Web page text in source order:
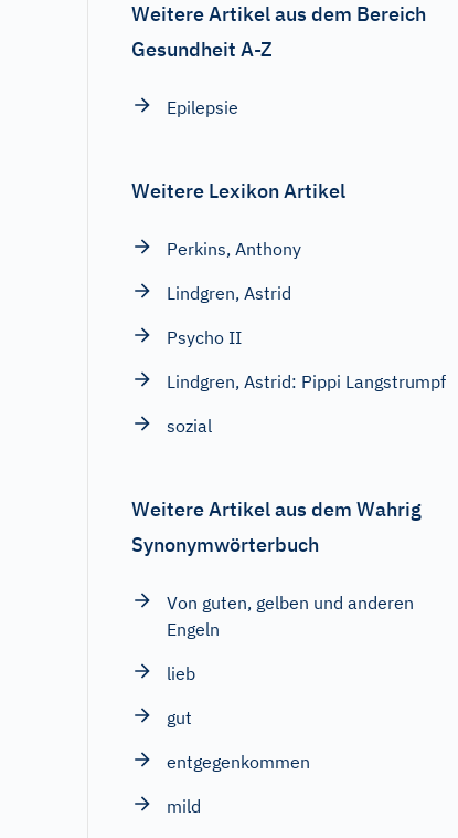
Weitere Artikel aus dem Bereich
Gesundheit A-Z
Epilepsie
Weitere Lexikon Artikel
Perkins, Anthony
Lindgren, Astrid
Psycho II
Lindgren, Astrid: Pippi Langstrumpf
sozial
Weitere Artikel aus dem Wahrig
Synonymwörterbuch
Von guten, gelben und anderen
Engeln
lieb
gut
entgegenkommen
mild